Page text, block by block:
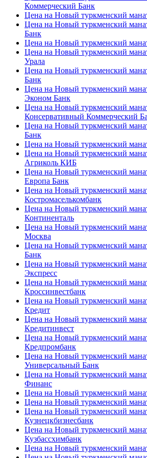
Коммерческий Банк
Цена на Новый туркменский
Цена на Новый туркменский
Банк
Цена на Новый туркменский
Цена на Новый туркменский
Урала
Цена на Новый туркменский
Банк
Цена на Новый туркменский
Эконом Банк
Цена на Новый туркменский
Консервативный Коммерческий
Цена на Новый туркменский
Банк
Цена на Новый туркменский
Цена на Новый туркменский
Агриколь КИБ
Цена на Новый туркменский
Европа Банк
Цена на Новый туркменский
Костромаселькомбанк
Цена на Новый туркменский
Континенталь
Цена на Новый туркменский
Москва
Цена на Новый туркменский
Банк
Цена на Новый туркменский
Экспресс
Цена на Новый туркменский
Кроссинвестбанк
Цена на Новый туркменский
Кредит
Цена на Новый туркменский
Кредитинвест
Цена на Новый туркменский
Кредпромбанк
Цена на Новый туркменский
Универсальный Банк
Цена на Новый туркменский
Финанс
Цена на Новый туркменский
Цена на Новый туркменский
Цена на Новый туркменский
Кузнецкбизнесбанк
Цена на Новый туркменский
Кузбассхимбанк
Цена на Новый туркменский